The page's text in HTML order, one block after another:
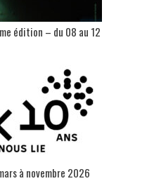
édition – du 08 au 12
à novembre 2026